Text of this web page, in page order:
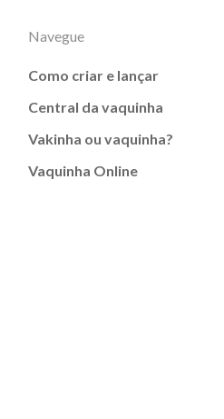
Navegue
Como criar e lançar
Central da vaquinha
Vakinha ou vaquinha?
Vaquinha Online